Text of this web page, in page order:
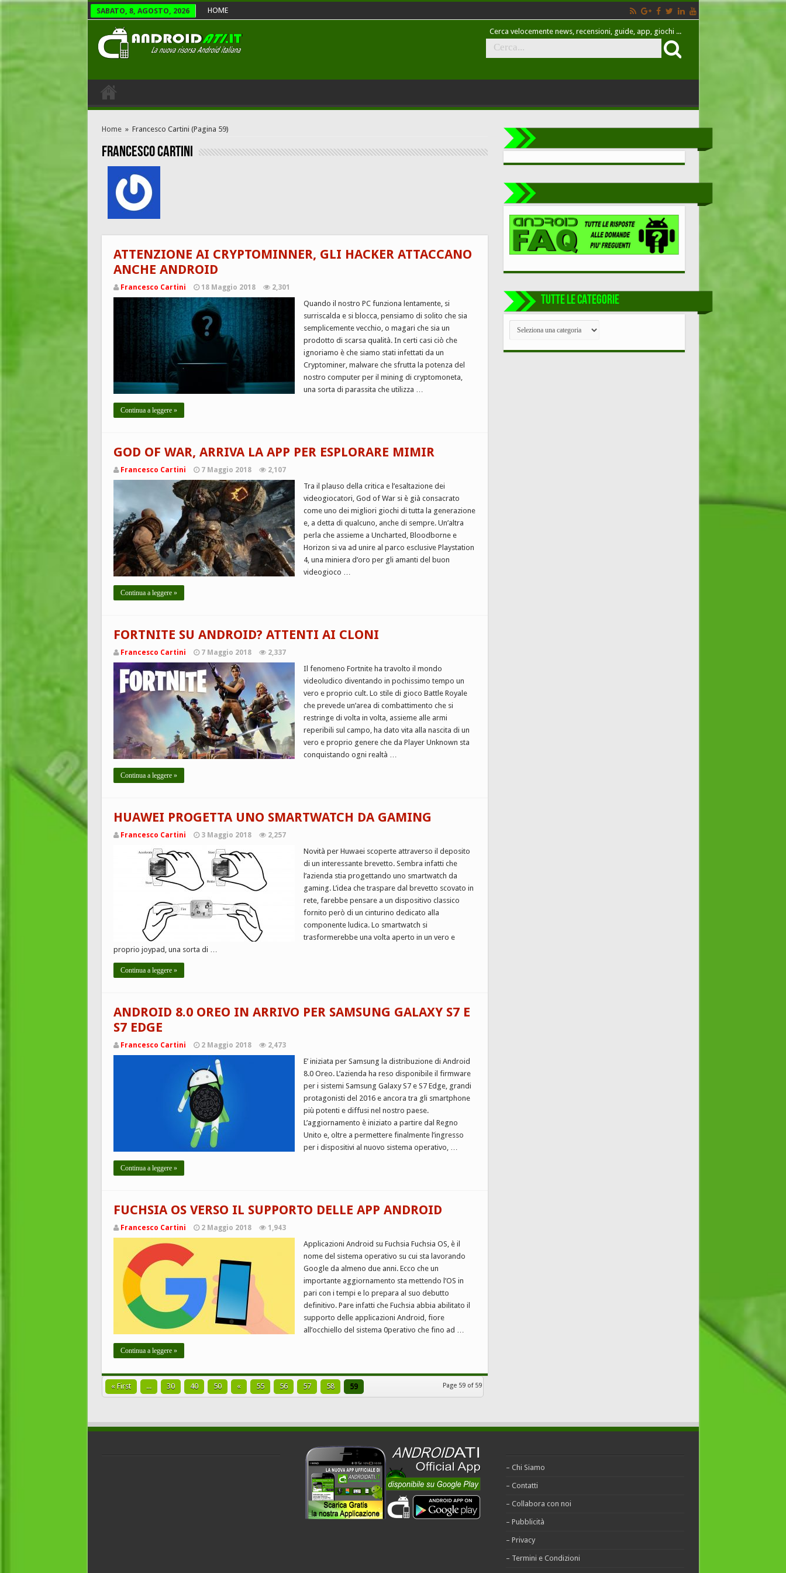
SABATO, 8, AGOSTO, 2026 HOME
Cerca velocemente news, recensioni, guide, app, giochi ...
Home » Francesco Cartini (Pagina 59)
Francesco Cartini
ATTENZIONE AI CRYPTOMINNER, GLI HACKER ATTACCANO
ANCHE ANDROID
Francesco Cartini 18 Maggio 2018 2,301
Quando il nostro PC funziona lentamente, si
surriscalda e si blocca, pensiamo di solito che sia
semplicemente vecchio, o magari che sia un
prodotto di scarsa qualità. In certi casi ciò che
ignoriamo è che siamo stati infettati da un
Cryptominer, malware che sfrutta la potenza del
nostro computer per il mining di cryptomoneta,
una sorta di parassita che utilizza …
Continua a leggere »
GOD OF WAR, ARRIVA LA APP PER ESPLORARE MIMIR
Francesco Cartini 7 Maggio 2018 2,107
Tra il plauso della critica e l’esaltazione dei
videogiocatori, God of War si è già consacrato
come uno dei migliori giochi di tutta la generazione
e, a detta di qualcuno, anche di sempre. Un’altra
perla che assieme a Uncharted, Bloodborne e
Horizon si va ad unire al parco esclusive Playstation
4, una miniera d’oro per gli amanti del buon
videogioco …
Continua a leggere »
FORTNITE SU ANDROID? ATTENTI AI CLONI
Francesco Cartini 7 Maggio 2018 2,337
Il fenomeno Fortnite ha travolto il mondo
videoludico diventando in pochissimo tempo un
vero e proprio cult. Lo stile di gioco Battle Royale
che prevede un’area di combattimento che si
restringe di volta in volta, assieme alle armi
reperibili sul campo, ha dato vita alla nascita di un
vero e proprio genere che da Player Unknown sta
conquistando ogni realtà …
Continua a leggere »
HUAWEI PROGETTA UNO SMARTWATCH DA GAMING
Francesco Cartini 3 Maggio 2018 2,257
Novità per Huwaei scoperte attraverso il deposito
di un interessante brevetto. Sembra infatti che
l’azienda stia progettando uno smartwatch da
gaming. L’idea che traspare dal brevetto scovato in
rete, farebbe pensare a un dispositivo classico
fornito però di un cinturino dedicato alla
componente ludica. Lo smartwatch si
trasformerebbe una volta aperto in un vero e
proprio joypad, una sorta di …
Continua a leggere »
ANDROID 8.0 OREO IN ARRIVO PER SAMSUNG GALAXY S7 E
S7 EDGE
Francesco Cartini 2 Maggio 2018 2,473
E’ iniziata per Samsung la distribuzione di Android
8.0 Oreo. L’azienda ha reso disponibile il firmware
per i sistemi Samsung Galaxy S7 e S7 Edge, grandi
protagonisti del 2016 e ancora tra gli smartphone
più potenti e diffusi nel nostro paese.
L’aggiornamento è iniziato a partire dal Regno
Unito e, oltre a permettere finalmente l’ingresso
per i dispositivi al nuovo sistema operativo, …
Continua a leggere »
FUCHSIA OS VERSO IL SUPPORTO DELLE APP ANDROID
Francesco Cartini 2 Maggio 2018 1,943
Applicazioni Android su Fuchsia Fuchsia OS, è il
nome del sistema operativo su cui sta lavorando
Google da almeno due anni. Ecco che un
importante aggiornamento sta mettendo l’OS in
pari con i tempi e lo prepara al suo debutto
definitivo. Pare infatti che Fuchsia abbia abilitato il
supporto delle applicazioni Android, fiore
all’occhiello del sistema 0perativo che fino ad …
Continua a leggere »
Page 59 of 59
« First ... 30 40 50 « 55 56 57 58 59
TUTTE LE CATEGORIE
TUTTE
CATEGORIE
– Chi Siamo
– Contatti
– Collabora con noi
– Pubblicità
– Privacy
– Termini e Condizioni